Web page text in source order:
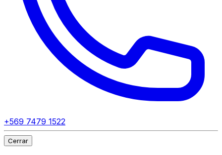
+569 7479 1522
Cerrar